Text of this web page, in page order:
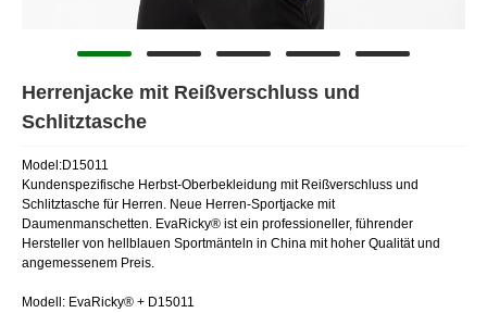
Herrenjacke mit Reißverschluss und
Schlitztasche
Model:D15011
Kundenspezifische Herbst-Oberbekleidung mit Reißverschluss und
Schlitztasche für Herren. Neue Herren-Sportjacke mit
Daumenmanschetten. EvaRicky® ist ein professioneller, führender
Hersteller von hellblauen Sportmänteln in China mit hoher Qualität und
angemessenem Preis.
Modell: EvaRicky® + D15011